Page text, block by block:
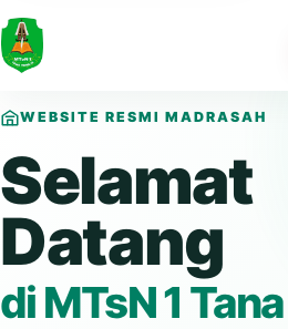
WEBSITE RESMI MADRASAH
Selamat
Datang
di MTsN 1